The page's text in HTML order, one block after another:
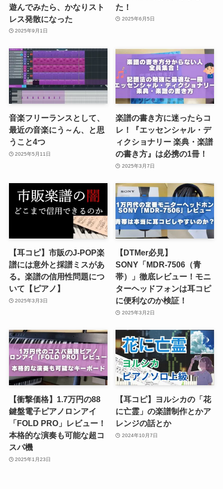
遊んでみたら、かなりスト
レス発散になった
2025年9月1日
た！
2025年6月5日
音楽フリーランスとして、
最近の音楽にう～ん、と思
うこと4つ
2025年5月11日
楽譜の書き方に迷ったらコ
レ！『エッセンシャル・デ
ィクショナリー 楽典・楽譜
の書き方』は必携の1冊！
2025年3月7日
【耳コピ】市販のJ-POP楽
譜には意外と採譜ミスがあ
る。楽譜の信用性問題につ
いて【ピアノ】
2025年3月3日
【DTMer必見】
SONY「MDR-7506（青
帯）」徹底レビュー！モニ
ターヘッドフォンは耳コピ
に便利なのか検証！
2025年3月2日
【衝撃価格】1.7万円の88
鍵盤電子ピアノロンアイ
「FOLD PRO」レビュー！
本格的な演奏も可能な超コ
スパ機
2025年1月23日
【耳コピ】ヨルシカの「花
に亡霊」の楽譜制作とかア
レンジの話とか
2024年10月7日